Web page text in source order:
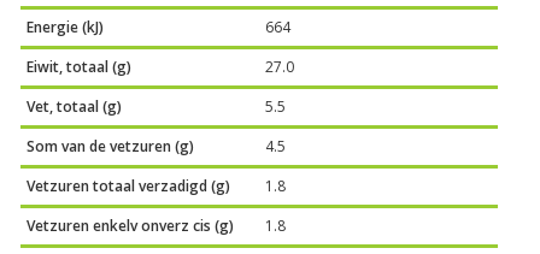
Energie (kJ)
664
Eiwit, totaal (g)
27.0
Vet, totaal (g)
5.5
Som van de vetzuren (g)
4.5
Vetzuren totaal verzadigd (g)
1.8
Vetzuren enkelv onverz cis (g)
1.8